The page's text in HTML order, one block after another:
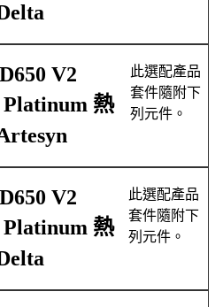
V2
Platinum 熱
此選配產品
套件隨附下
列元件。
V2
Platinum 熱
此選配產品
套件隨附下
列元件。